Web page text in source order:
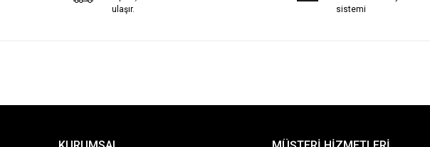
ulaşır.
sistemi